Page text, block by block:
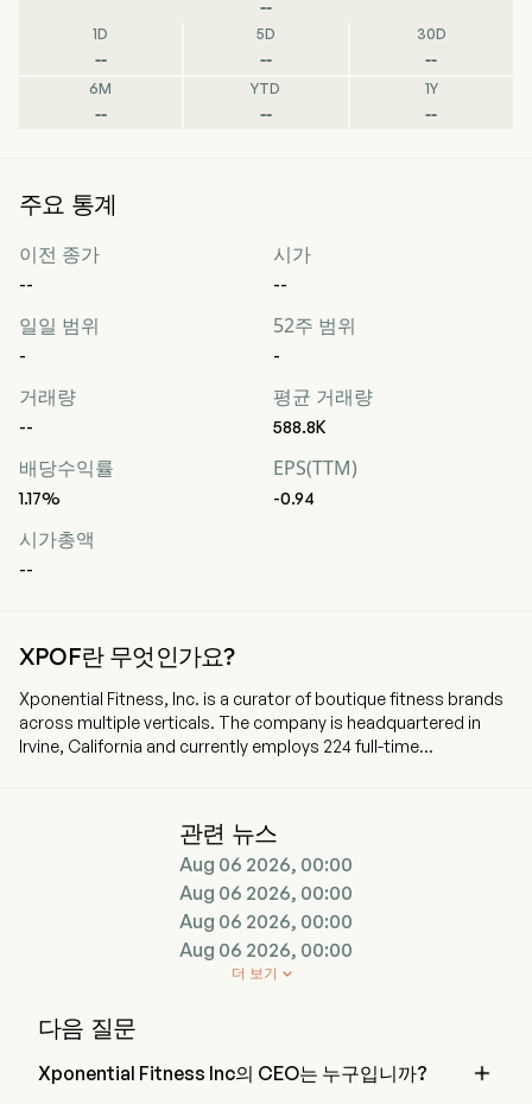
--
1D
--
5D
--
30D
--
6M
--
YTD
--
1Y
--
주요 통계
이전 종가
--
시가
--
일일 범위
-
52주 범위
-
거래량
--
평균 거래량
588.8K
배당수익률
1.17%
EPS(TTM)
-0.94
시가총액
--
XPOF란 무엇인가요?
Xponential Fitness, Inc. is a curator of boutique fitness brands
across multiple verticals. The company is headquartered in
Irvine, California and currently employs 224 full-time
and yoga. In partnership with its franchisees, it offers a
personalized workout experience in studio locations
throughout the United States and internationally, with
franchise, master franchise and international expansion
agreements. The Company’s portfolio of brands includes Club
Pilates, the Pilates brand in the United States; StretchLab, a
concept offering one-on-one and group stretching services;
Barre, a total body workout that uses the ballet barre to
the United States; BFT, a functional training and strength-
관련 뉴스
Aug 06 2026, 00:00
Aug 06 2026, 00:00
Aug 06 2026, 00:00
Aug 06 2026, 00:00

더 보기
다음 질문
Xponential Fitness Inc의 CEO는 누구입니까? 